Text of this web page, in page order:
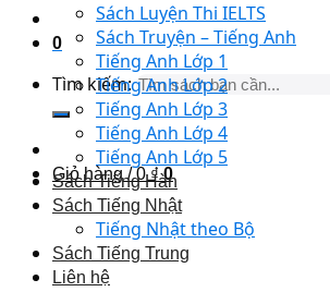
0
Tìm kiếm:
Giỏ hàng /0₫ 0
Sách Luyện Thi IELTS
Sách Truyện – Tiếng Anh
Tiếng Anh Lớp 1
Tiếng Anh Lớp 2
Tiếng Anh Lớp 3
Tiếng Anh Lớp 4
Tiếng Anh Lớp 5
Sách Tiếng Hàn
Sách Tiếng Nhật
Tiếng Nhật theo Bộ
Sách Tiếng Trung
Liên hệ